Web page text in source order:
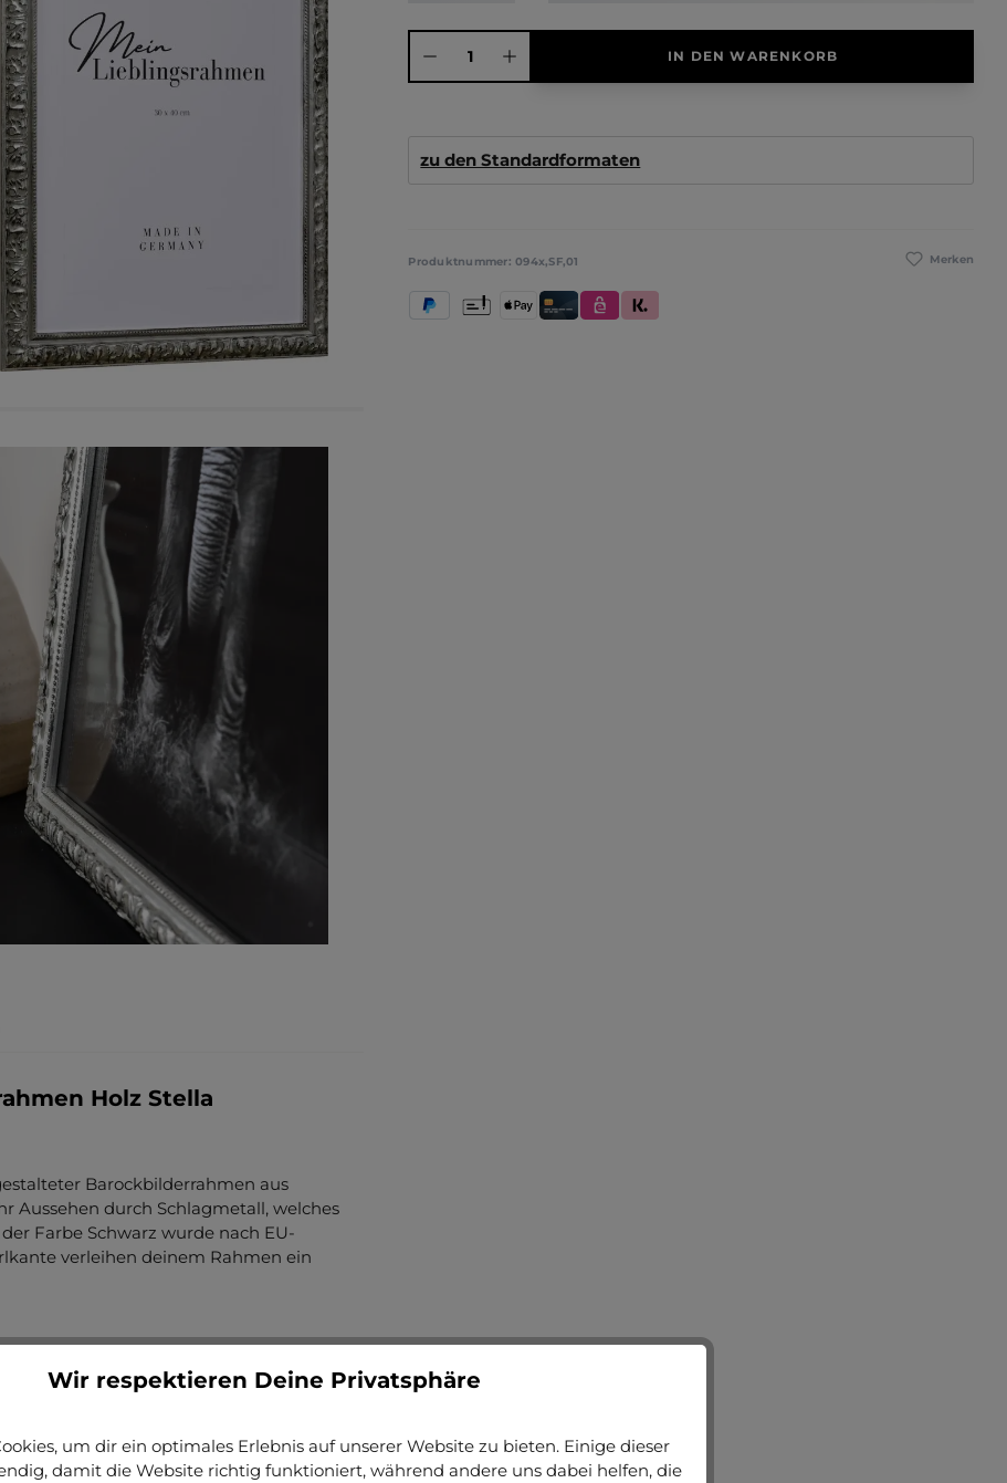
Holz Stella
Barockbilderrahmen aus
Aussehen durch Schlagmetall, welches
Farbe Schwarz wurde nach EU-
verleihen deinem Rahmen ein
IN DEN WARENKORB
zu den Standardformaten
Merken
Produktnummer:094x,SF,01
PayPal Apple Pay
Kredit- und Debitkarte
eps Klarna (Rechnung / Ratenkauf / Sofort)
Vorkasse
Wir respektieren Deine Privatsphäre
um dir ein optimales Erlebnis auf unserer Website zu bieten. Einige dieser
damit die Website richtig funktioniert, während andere uns dabei helfen, die